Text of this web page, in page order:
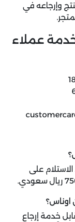
وإرجاعه في
عملاء
على
اوناس؟
خدمة إرجاع